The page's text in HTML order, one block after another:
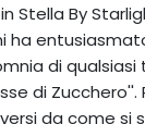
Stella By
ha
di
di Zucchero''.
da come